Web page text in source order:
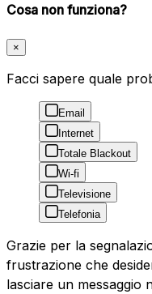
Cosa non funziona?
×
Facci sapere quale
Email
Internet
Totale Blackout
Wi-fi
Televisione
Telefonia
Grazie per la
frustrazione che
lasciare un messaggio